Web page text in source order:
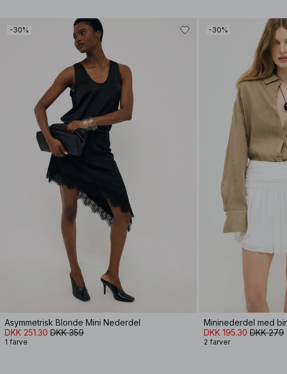
-30%
Asymmetrisk Blonde Mini Nederdel
DKK 251.30 DKK 359
1 farve
-30%
Mininederdel med
DKK 195.30 DKK 279
2 farver